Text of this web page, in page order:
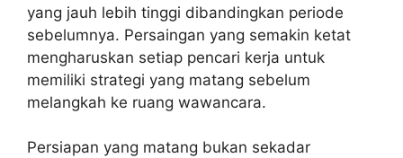
yang jauh lebih tinggi dibandingkan periode
sebelumnya. Persaingan yang semakin ketat
mengharuskan setiap pencari kerja untuk
memiliki strategi yang matang sebelum
melangkah ke ruang wawancara.
Persiapan yang matang bukan sekadar